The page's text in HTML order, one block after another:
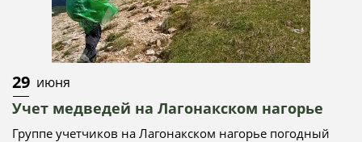
29 июня
Учет медведей на Лагонакском нагорье
Группе учетчиков на Лагонакском нагорье погодный